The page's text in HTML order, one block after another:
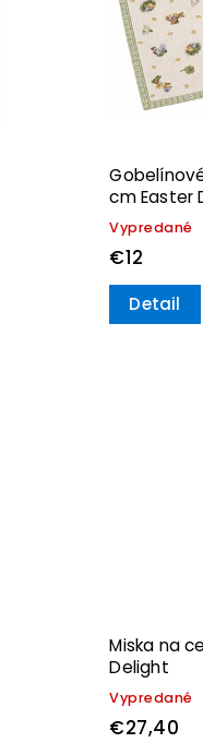
cm Easter
Vypredané
€12
Detail
Miska na
Delight
Vypredané
€27,40